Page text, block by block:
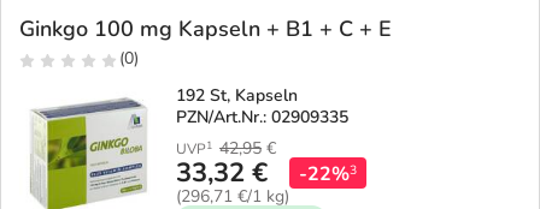
Ginkgo 100 mg Kapseln + B1 + C + E
(0)
192 St, Kapseln
PZN/Art.Nr.: 02909335
UVP1 42,95 €
33,32 €
(296,71 €/1 kg)
-22%3